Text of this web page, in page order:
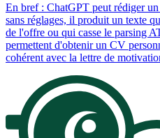
En bref : ChatGPT peut rédiger
sans réglages, il produit un texte
de l'offre ou qui casse le parsing
permettent d'obtenir un CV
cohérent avec la lettre de